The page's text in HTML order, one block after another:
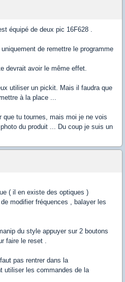
équipé de deux pic 16F628 .
de remettre le programme
devrait avoir le même effet.
utiliser un pickit. Mais il faudra que
à la place ...
que tu tournes, mais moi je ne vois
du produit ... Du coup je suis un
( il en existe des optiques )
modifier fréquences , balayer les
du style appuyer sur 2 boutons
faire le reset .
pas rentrer dans la
utiliser les commandes de la